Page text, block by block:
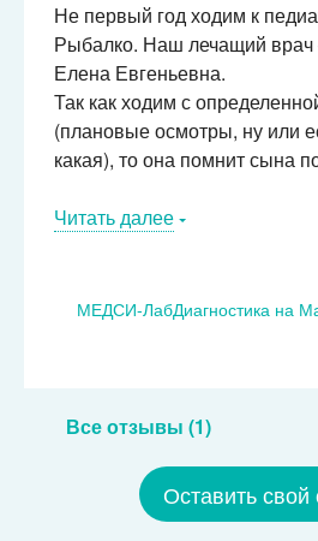
МЕДСИ-ЛабДиагностика на
Не первый год ходим к
Рыбалко. Наш лечащий
Елена Евгеньевна.
Так как ходим с
(плановые осмотры, ну или
какая), то она помнит сына
Читать далее
Все отзывы (1)
Оставить свой